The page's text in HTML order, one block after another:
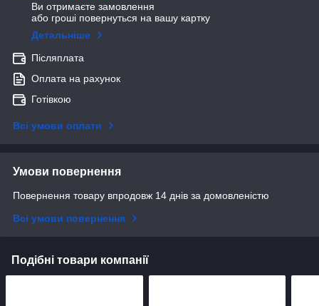
Ви отримаєте замовлення
або гроші повернуться на вашу картку
Детальніше
Післяплата
Оплата на рахунок
Готівкою
Всі умови оплати
Умови повернення
Повернення товару впродовж 14 днів за домовленістю
Всі умови повернення
Подібні товари компанії